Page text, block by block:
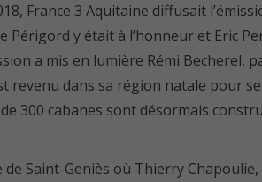
France 3 Aquitaine diffusait
Périgord y était à l’honneur et Eric
a mis en lumière Rémi Becherel,
revenu dans sa région natale pour
300 cabanes sont désormais
Saint-Geniès où Thierry Chapoulie